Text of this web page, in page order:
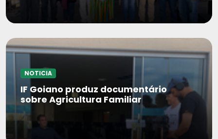
NOTICIA
IF Goiano produz documentário
sobre Agricultura Familiar